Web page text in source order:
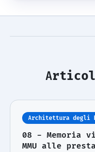
Architettura degli
08 - Memoria
MMU alle